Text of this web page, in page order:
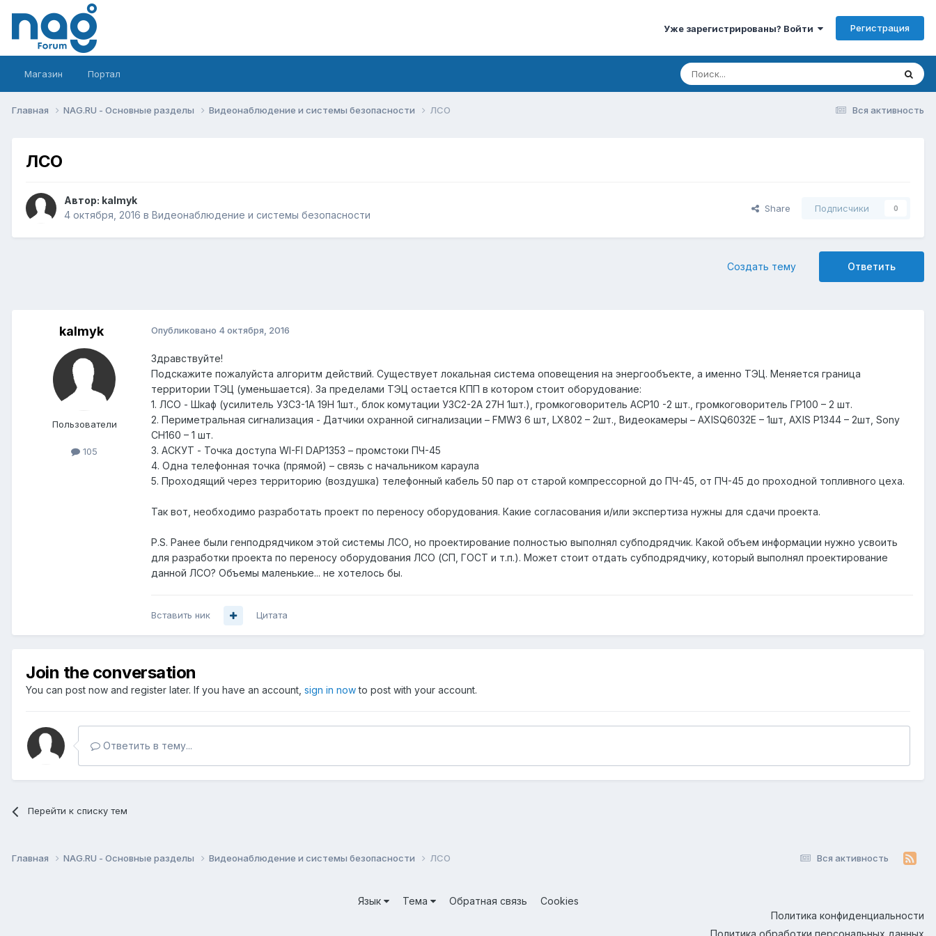
Уже зарегистрированы? Войти Регистрация
Магазин Портал
Вся активность
Главная NAG.RU - Основные разделы Видеонаблюдение и системы безопасности ЛСО
ЛСО
Автор: kalmyk
4 октября, 2016 в Видеонаблюдение и системы безопасности
Share Подписчики 0
Ответить
Создать тему
kalmyk
Пользователи
105
Опубликовано 4 октября, 2016
Здравствуйте!
Подскажите пожалуйста алгоритм действий. Существует локальная система оповещения на энергообъекте, а именно ТЭЦ. Меняется граница
территории ТЭЦ (уменьшается). За пределами ТЭЦ остается КПП в котором стоит оборудование:
1. ЛСО - Шкаф (усилитель УЗС3-1А 19Н 1шт., блок комутации УЗС2-2А 27Н 1шт.), громкоговоритель АСР10 -2 шт., громкоговоритель ГР100 – 2 шт.
2. Периметральная сигнализация - Датчики охранной сигнализации – FMW3 6 шт, LX802 – 2шт., Видеокамеры – AXISQ6032E – 1шт, AXIS P1344 – 2шт, Sony
CH160 – 1 шт.
3. АСКУТ - Точка доступа WI-FI DAP1353 – промстоки ПЧ-45
4. Одна телефонная точка (прямой) – связь с начальником караула
5. Проходящий через территорию (воздушка) телефонный кабель 50 пар от старой компрессорной до ПЧ-45, от ПЧ-45 до проходной топливного цеха.
Так вот, необходимо разработать проект по переносу оборудования. Какие согласования и/или экспертиза нужны для сдачи проекта.
P.S. Ранее были генподрядчиком этой системы ЛСО, но проектирование полностью выполнял субподрядчик. Какой объем информации нужно усвоить
для разработки проекта по переносу оборудования ЛСО (СП, ГОСТ и т.п.). Может стоит отдать субподрядчику, который выполнял проектирование
данной ЛСО? Объемы маленькие... не хотелось бы.
Вставить ник Цитата
Join the conversation
You can post now and register later. If you have an account, sign in nowto post with your account.
Ответить в тему...
Перейти к списку тем
Вся активность
Главная NAG.RU - Основные разделы Видеонаблюдение и системы безопасности ЛСО
Язык Тема Обратная связь
Cookies
Политика конфиденциальности
Политика обработки персональных данных